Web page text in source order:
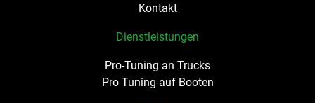
Kontakt
Dienstleistungen
Pro-Tuning an Trucks
Pro Tuning auf Booten